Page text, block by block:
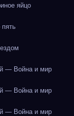
яйцо
— Война и мир
— Война и мир
— Война и мир